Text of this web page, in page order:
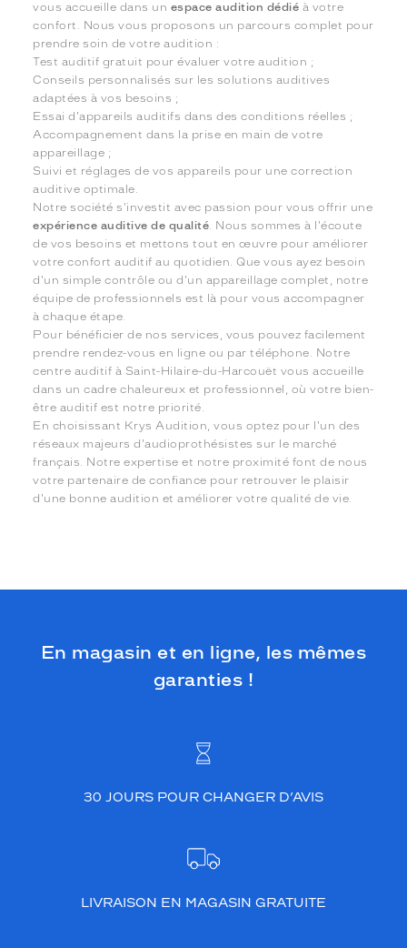
vous accueille dans un espace audition dédié à votre
confort. Nous vous proposons un parcours complet pour
prendre soin de votre audition :
Test auditif gratuit pour évaluer votre audition ;
Conseils personnalisés sur les solutions auditives
adaptées à vos besoins ;
Essai d'appareils auditifs dans des conditions réelles ;
Accompagnement dans la prise en main de votre
appareillage ;
Suivi et réglages de vos appareils pour une correction
auditive optimale.
Notre société s'investit avec passion pour vous offrir une
expérience auditive de qualité. Nous sommes à l'écoute
de vos besoins et mettons tout en œuvre pour améliorer
votre confort auditif au quotidien. Que vous ayez besoin
d'un simple contrôle ou d'un appareillage complet, notre
équipe de professionnels est là pour vous accompagner
à chaque étape.
Pour bénéficier de nos services, vous pouvez facilement
prendre rendez-vous en ligne ou par téléphone. Notre
centre auditif à Saint-Hilaire-du-Harcouët vous accueille
dans un cadre chaleureux et professionnel, où votre bien-
être auditif est notre priorité.
En choisissant Krys Audition, vous optez pour l'un des
réseaux majeurs d'audioprothésistes sur le marché
français. Notre expertise et notre proximité font de nous
votre partenaire de confiance pour retrouver le plaisir
d'une bonne audition et améliorer votre qualité de vie.
En magasin et en ligne, les mêmes
garanties !
30 JOURS POUR CHANGER D’AVIS
LIVRAISON EN MAGASIN GRATUITE